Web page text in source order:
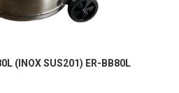
40L CAO CẤP (INOX SUS 304)
THÉP 18 "/450mm, ĐỘ MỞ NGÀM